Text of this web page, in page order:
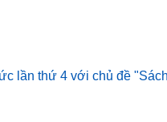
lần thứ 4 với chủ đề